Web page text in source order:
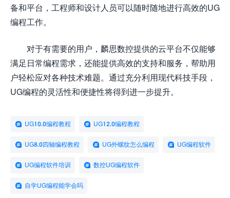
备和平台，工程师和设计人员可以随时随地进行高效的UG
编程工作。
对于有需要的用户，麟思数控提供的云平台不仅能够
满足日常编程需求，还能提供高效的支持和服务，帮助用
户轻松应对各种技术难题。通过充分利用现代科技手段，
UG编程的灵活性和便捷性将得到进一步提升。
UG10.0编程教程 UG12.0编程教程
UG8.0四轴编程教程 UG外螺纹怎么编程 UG编程软件
UG编程软件培训 数控UG编程软件
自学UG编程能学会吗